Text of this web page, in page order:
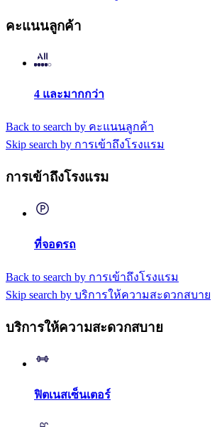
คะแนนลูกค้า
4 และมากกว่า
Back to search by คะแนนลูกค้า
Skip search by การเข้าถึงโรงแรม
การเข้าถึงโรงแรม
ที่จอดรถ
Back to search by การเข้าถึงโรงแรม
Skip search by บริการให้ความสะดวกสบาย
บริการให้ความสะดวกสบาย
ฟิตเนสเซ็นเตอร์